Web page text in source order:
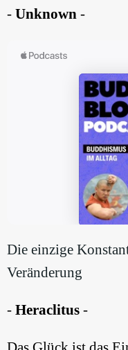
- Unknown -
Die einzige
Veränderung
- Heraclitus -